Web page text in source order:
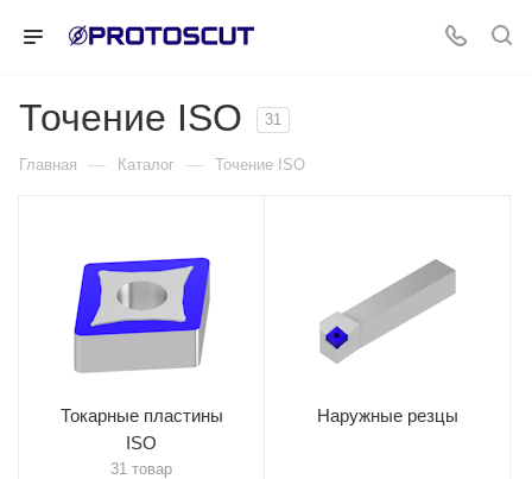
Точение ISO 31
Главная — Каталог — Точение ISO
Токарные пластины
ISO
31 товар
Наружные резцы